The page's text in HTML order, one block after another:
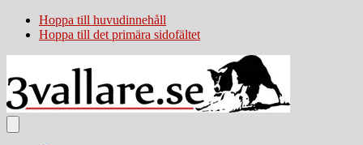
Hoppa till huvudinnehåll
Hoppa till det primära sidofältet